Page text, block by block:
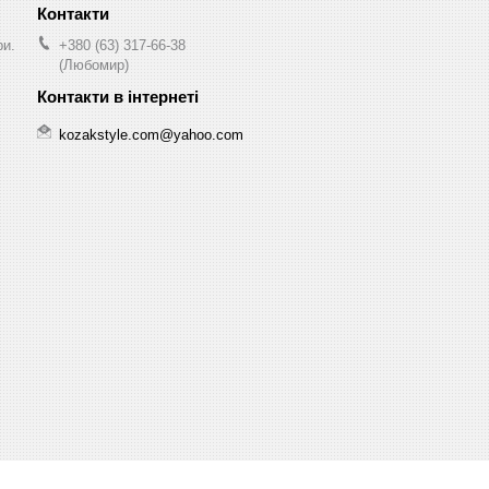
+380 (63) 317-66-38
(Любомир)
kozakstyle.com@yahoo.com